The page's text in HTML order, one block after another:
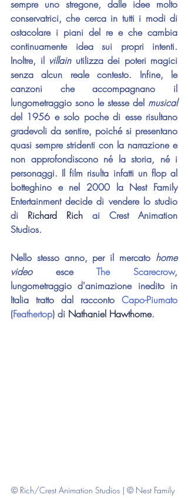
sempre uno stregone, dalle idee molto
conservatrici, che cerca in tutti i modi di
ostacolare i piani del re e che cambia
continuamente idea sui propri intenti.
Inoltre, il villain utilizza dei poteri magici
senza alcun reale contesto. Infine, le
canzoni che accompagnano il
lungometraggio sono le stesse del musical
del 1956 e solo poche di esse risultano
gradevoli da sentire, poiché si presentano
quasi sempre stridenti con la narrazione e
non approfondiscono né la storia, né i
personaggi. Il film risulta infatti un flop al
botteghino e nel 2000 la Nest Family
Entertainment decide di vendere lo studio
di Richard Rich ai Crest Animation
Studios.
Nello stesso anno, per il mercato home
video esce The Scarecrow,
lungometraggio d'animazione inedito in
Italia tratto dal racconto Capo-Piumato
(Feathertop) di Nathaniel Hawthorne.
© Rich/Crest Animation Studios | © Nest Family